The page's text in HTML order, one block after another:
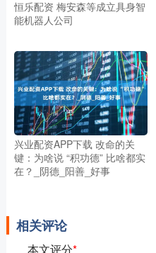
恒乐配资 梅安森等成立具身智
能机器人公司
兴业配资APP下载 改命的关
键：为啥说 “积功德” 比啥都实
在？_阴德_阳善_好事
相关评论
本文评分*